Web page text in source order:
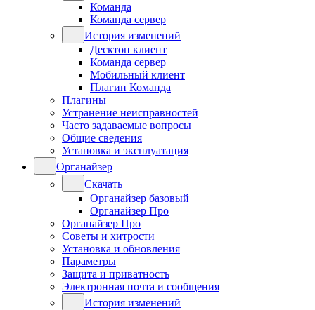
Команда
Команда сервер
История изменений
Десктоп клиент
Команда сервер
Мобильный клиент
Плагин Команда
Плагины
Устранение неисправностей
Часто задаваемые вопросы
Общие сведения
Установка и эксплуатация
Органайзер
Скачать
Органайзер базовый
Органайзер Про
Органайзер Про
Советы и хитрости
Установка и обновления
Параметры
Защита и приватность
Электронная почта и сообщения
История изменений